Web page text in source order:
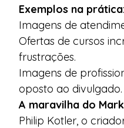
Exemplos na prática:
Imagens de
Ofertas de cursos
frustrações.
Imagens de
oposto ao divulgado.
A maravilha do
Philip Kotler, o